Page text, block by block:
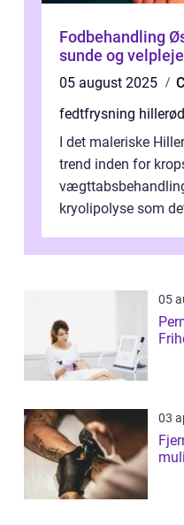
Fodbehandling
sunde og
05 august 2025
fedtfrysning hillerød
I det maleriske
trend inden for
kryolipolyse som
05
03